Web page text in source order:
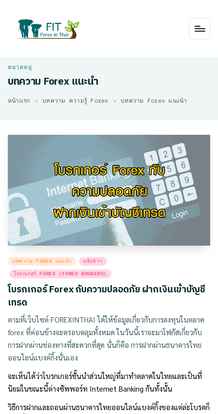
บทความ Forex แนะนำ
หน้าแรก » บทความ ความรู้ Forex » บทความ Forex แนะนำ
Posted
in
บทความ FOREX แนะนำ
แจ้งข่าว
โบรกเกอร์ FOREX (FOREX BROKERS)
โบรกเกอร์ Forex กับความปลอดภัย ฝากเงินเข้าบัญชี
เทรด
ตามที่เว็บไซต์ FOREXINTHAI ได้ให้ข้อมูลเกี่ยวกับการลงทุนในตลาด
forex ที่ค่อนข้างจะครอบคลุมทั้งหมด ในวันนี้เราจะมาโฟกัสเกี่ยวกับ
การฝากผ่านช่องทางที่สะดวกที่สุด นั่นก็คือ การฝากผ่านธนาคารไทย
ออนไลน์แบงค์กิ้งนั่นเอง
จะเห็นได้ว่าโบรกเกอร์ชั้นนำส่วนใหญ่ที่มาทำตลาดในไทยและเป็นที่
นิยมในขณะนี้ต่างซัพพอร์ท Internet Banking กันทั้งนั้น
วิธีการฝากและถอนผ่านธนาคารไทยออนไลน์แบงค์กิ้งของแต่ล่ะโบรคก็